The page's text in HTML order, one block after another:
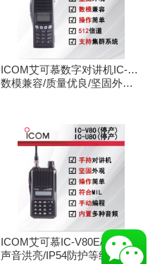
ICOM艾可慕数字对讲机IC-
F3161D IC-F4161D
数模兼容/质量优良/坚固外观/
ICOM艾可慕IC-V80E/IC-
U80E手持对讲机（停产）
声音洪亮/IP54防护等级/手动